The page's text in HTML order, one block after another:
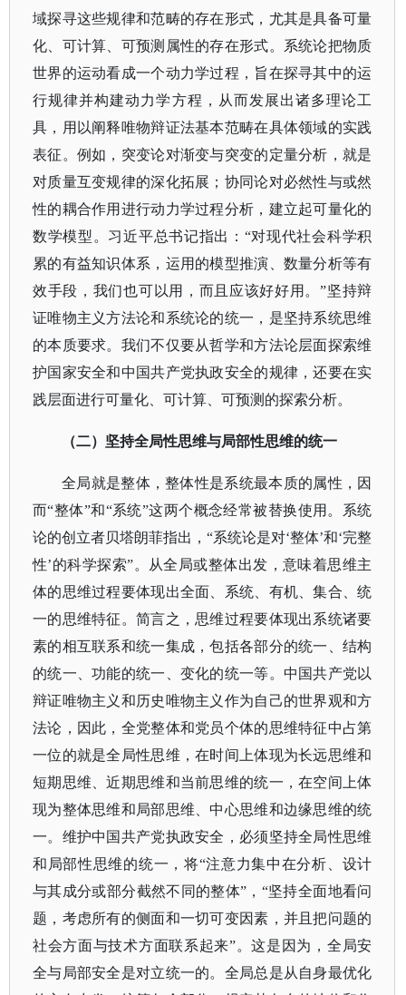
域探寻这些规律和范畴的存在形式，尤其是具备可量
化、可计算、可预测属性的存在形式。系统论把物质
世界的运动看成一个动力学过程，旨在探寻其中的运
行规律并构建动力学方程，从而发展出诸多理论工
具，用以阐释唯物辩证法基本范畴在具体领域的实践
表征。例如，突变论对渐变与突变的定量分析，就是
对质量互变规律的深化拓展；协同论对必然性与或然
性的耦合作用进行动力学过程分析，建立起可量化的
数学模型。习近平总书记指出：“对现代社会科学积
累的有益知识体系，运用的模型推演、数量分析等有
效手段，我们也可以用，而且应该好好用。”坚持辩
证唯物主义方法论和系统论的统一，是坚持系统思维
的本质要求。我们不仅要从哲学和方法论层面探索维
护国家安全和中国共产党执政安全的规律，还要在实
践层面进行可量化、可计算、可预测的探索分析。
（二）坚持全局性思维与局部性思维的统一
全局就是整体，整体性是系统最本质的属性，因
而“整体”和“系统”这两个概念经常被替换使用。系统
论的创立者贝塔朗菲指出，“系统论是对‘整体’和‘完整
性’的科学探索”。从全局或整体出发，意味着思维主
体的思维过程要体现出全面、系统、有机、集合、统
一的思维特征。简言之，思维过程要体现出系统诸要
素的相互联系和统一集成，包括各部分的统一、结构
的统一、功能的统一、变化的统一等。中国共产党以
辩证唯物主义和历史唯物主义作为自己的世界观和方
法论，因此，全党整体和党员个体的思维特征中占第
一位的就是全局性思维，在时间上体现为长远思维和
短期思维、近期思维和当前思维的统一，在空间上体
现为整体思维和局部思维、中心思维和边缘思维的统
一。维护中国共产党执政安全，必须坚持全局性思维
和局部性思维的统一，将“注意力集中在分析、设计
与其成分或部分截然不同的整体”，“坚持全面地看问
题，考虑所有的侧面和一切可变因素，并且把问题的
社会方面与技术方面联系起来”。这是因为，全局安
全与局部安全是对立统一的。全局总是从自身最优化